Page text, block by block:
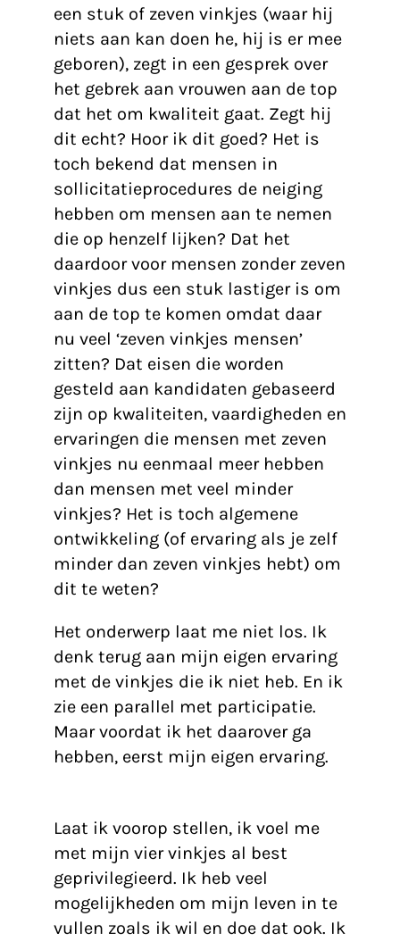
een stuk of zeven vinkjes (waar hij
niets aan kan doen he, hij is er mee
geboren), zegt in een gesprek over
het gebrek aan vrouwen aan de top
dat het om kwaliteit gaat. Zegt hij
dit echt? Hoor ik dit goed? Het is
toch bekend dat mensen in
sollicitatieprocedures de neiging
hebben om mensen aan te nemen
die op henzelf lijken? Dat het
daardoor voor mensen zonder zeven
vinkjes dus een stuk lastiger is om
aan de top te komen omdat daar
nu veel ‘zeven vinkjes mensen’
zitten? Dat eisen die worden
gesteld aan kandidaten gebaseerd
zijn op kwaliteiten, vaardigheden en
ervaringen die mensen met zeven
vinkjes nu eenmaal meer hebben
dan mensen met veel minder
vinkjes? Het is toch algemene
ontwikkeling (of ervaring als je zelf
minder dan zeven vinkjes hebt) om
dit te weten?
Het onderwerp laat me niet los. Ik
denk terug aan mijn eigen ervaring
met de vinkjes die ik niet heb. En ik
zie een parallel met participatie.
Maar voordat ik het daarover ga
hebben, eerst mijn eigen ervaring.
Laat ik voorop stellen, ik voel me
met mijn vier vinkjes al best
geprivilegieerd. Ik heb veel
mogelijkheden om mijn leven in te
vullen zoals ik wil en doe dat ook. Ik